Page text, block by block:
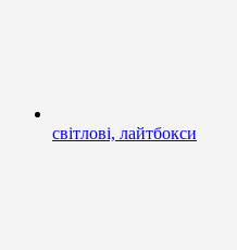
світлові, лайтбокси